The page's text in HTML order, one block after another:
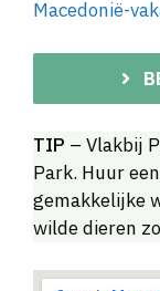
Macedonië-
TIP – Vlakbij
Park. Huur
gemakkelijke
wilde dieren